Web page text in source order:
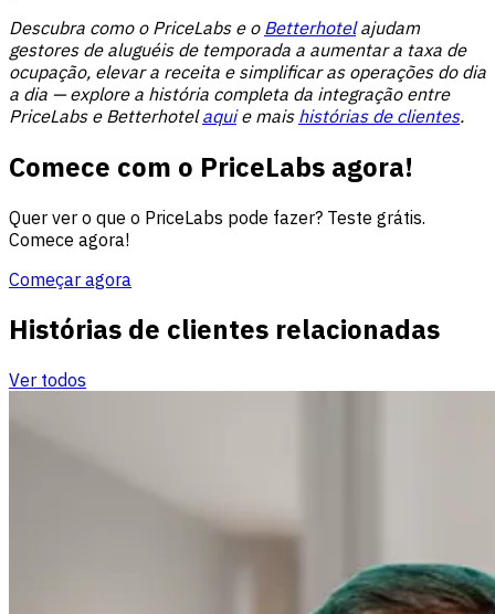
Descubra como o PriceLabs e o Betterhotel ajudam
gestores de aluguéis de temporada a aumentar a taxa de
ocupação, elevar a receita e simplificar as operações do dia
a dia — explore a história completa da integração entre
PriceLabs e Betterhotel aqui e mais histórias de clientes.
Comece com o PriceLabs agora!
Quer ver o que o PriceLabs pode fazer? Teste grátis.
Comece agora!
Começar agora
Histórias de clientes relacionadas
Ver todos